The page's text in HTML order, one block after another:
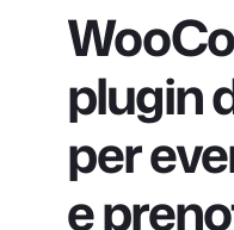
plugin
per
e